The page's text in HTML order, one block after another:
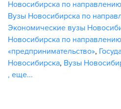
Новосибирска по
Вузы Новосибирска по
Экономические вузы
Новосибирска по направлению
«предпринимательство»,
Новосибирска, Вузы
, еще...